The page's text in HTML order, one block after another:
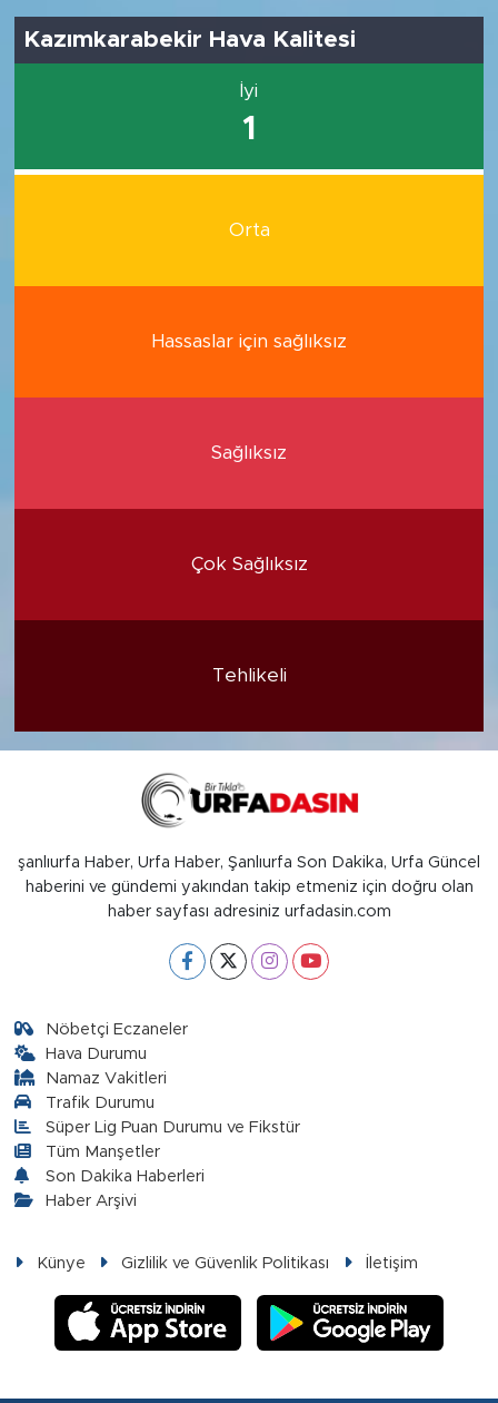
Kazımkarabekir Hava Kalitesi
İyi
1
Orta
Hassaslar için sağlıksız
Sağlıksız
Çok Sağlıksız
Tehlikeli
şanlıurfa Haber, Urfa Haber, Şanlıurfa Son Dakika, Urfa Güncel
haberini ve gündemi yakından takip etmeniz için doğru olan
haber sayfası adresiniz urfadasin.com
Nöbetçi Eczaneler
Hava Durumu
Namaz Vakitleri
Trafik Durumu
Süper Lig Puan Durumu ve Fikstür
Tüm Manşetler
Son Dakika Haberleri
Haber Arşivi
Künye Gizlilik ve Güvenlik Politikası İletişim